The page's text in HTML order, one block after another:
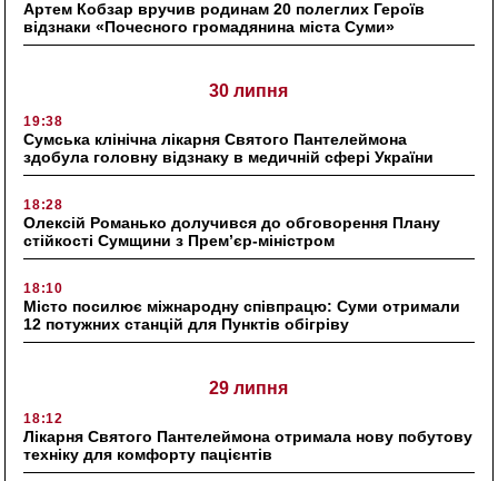
Артем Кобзар вручив родинам 20 полеглих Героїв
відзнаки «Почесного громадянина міста Суми»
30 липня
19:38
Сумська клінічна лікарня Святого Пантелеймона
здобула головну відзнаку в медичній сфері України
18:28
Олексій Романько долучився до обговорення Плану
стійкості Сумщини з Прем’єр-міністром
18:10
Місто посилює міжнародну співпрацю: Суми отримали
12 потужних станцій для Пунктів обігріву
29 липня
18:12
Лікарня Святого Пантелеймона отримала нову побутову
техніку для комфорту пацієнтів